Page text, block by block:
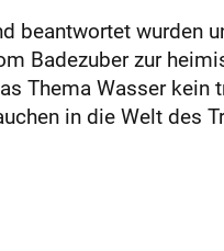
beantwortet wurden
Badezuber zur
Thema Wasser
in die Welt des